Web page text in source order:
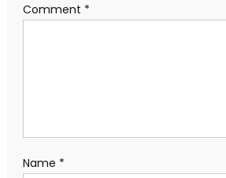
Comment *
Name *